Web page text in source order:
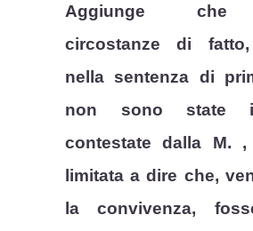
Aggiunge che
circostanze di
nella sentenza di
non sono state
contestate dalla M.
limitata a dire che,
la convivenza,